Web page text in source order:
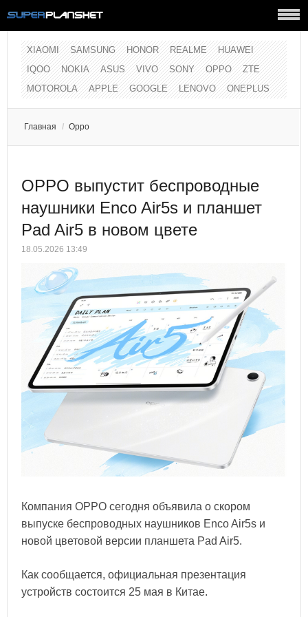
XIAOMI SAMSUNG HONOR REALME
HUAWEI
IQOO
NOKIA ASUS VIVO SONY OPPO
ZTE
MOTOROLA
APPLE GOOGLE LENOVO ONEPLUS
Главная / Oppo
OPPO выпустит беспроводные
наушники Enco Air5s и планшет
Pad Air5 в новом цвете
18.05.2026 13:49
Компания OPPO сегодня объявила о скором
выпуске беспроводных наушников Enco Air5s и
новой цветовой версии планшета Pad Air5.
Как сообщается, официальная презентация
устройств состоится 25 мая в Китае.